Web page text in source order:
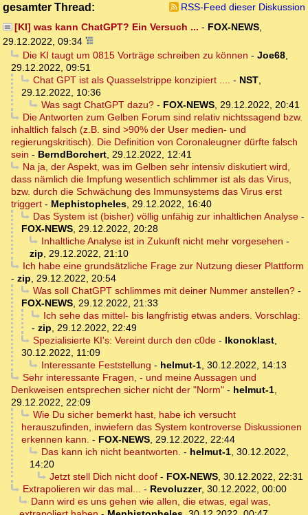
gesamter Thread:
RSS-Feed dieser Diskussion
[KI] was kann ChatGPT? Ein Versuch ... - FOX-NEWS,
29.12.2022, 09:34
Die KI taugt um 0815 Vorträge schreiben zu können - Joe68,
29.12.2022, 09:51
Chat GPT ist als Quasselstrippe konzipiert .... - NST,
29.12.2022, 10:36
Was sagt ChatGPT dazu?- FOX-NEWS, 29.12.2022, 20:41
Die Antworten zum Gelben Forum sind relativ nichtssagend bzw.
inhaltlich falsch (z.B. sind >90% der User medien- und
regierungskritisch). Die Definition von Coronaleugner dürfte falsch
sein - BerndBorchert, 29.12.2022, 12:41
Na ja, der Aspekt, was im Gelben sehr intensiv diskutiert wird,
dass nämlich die Impfung wesentlich schlimmer ist als das Virus,
bzw. durch die Schwächung des Immunsystems das Virus erst
triggert - Mephistopheles, 29.12.2022, 16:40
Das System ist (bisher) völlig unfähig zur inhaltlichen Analyse-
FOX-NEWS, 29.12.2022, 20:28
Inhaltliche Analyse ist in Zukunft nicht mehr vorgesehen -
zip, 29.12.2022, 21:10
Ich habe eine grundsätzliche Frage zur Nutzung dieser Plattform
- zip, 29.12.2022, 20:54
Was soll ChatGPT schlimmes mit deiner Nummer anstellen?-
FOX-NEWS, 29.12.2022, 21:33
Ich sehe das mittel- bis langfristig etwas anders. Vorschlag:
- zip, 29.12.2022, 22:49
Spezialisierte KI's: Vereint durch den c0de- Ikonoklast,
30.12.2022, 11:09
Interessante Feststellung - helmut-1, 30.12.2022, 14:13
Sehr interessante Fragen, - und meine Aussagen und
Denkweisen entsprechen sicher nicht der "Norm" - helmut-1,
29.12.2022, 22:09
Wie Du sicher bemerkt hast, habe ich versucht
herauszufinden, inwiefern das System kontroverse Diskussionen
erkennen kann. - FOX-NEWS, 29.12.2022, 22:44
Das kann ich nicht beantworten. - helmut-1, 30.12.2022,
14:20
Jetzt stell Dich nicht doof- FOX-NEWS, 30.12.2022, 22:31
Extrapolieren wir das mal... - Revoluzzer, 30.12.2022, 00:00
Dann wird es uns gehen wie allen, die etwas, egal was,